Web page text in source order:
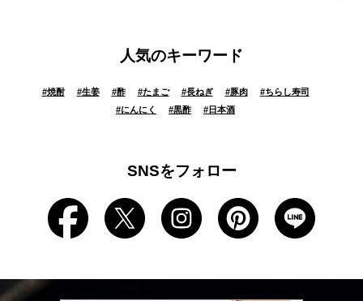
人気のキーワード
#焼酎 #生姜 #酢 #たまご #長ねぎ #豚肉 #ちらし寿司
#にんにく #黒酢 # 日本酒
SNSをフォロー